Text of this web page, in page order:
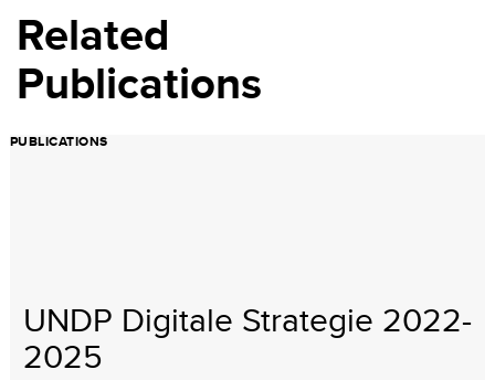
Related
Publications
PUBLICATIONS
UNDP Digitale Strategie 2022-
2025